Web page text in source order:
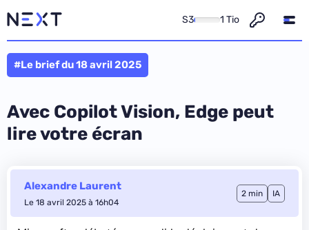
S3 1 Tio
#Le brief du 18 avril 2025
Avec Copilot Vision, Edge peut
lire votre écran
Alexandre Laurent
Le 18 avril 2025 à 16h04
2 min IA